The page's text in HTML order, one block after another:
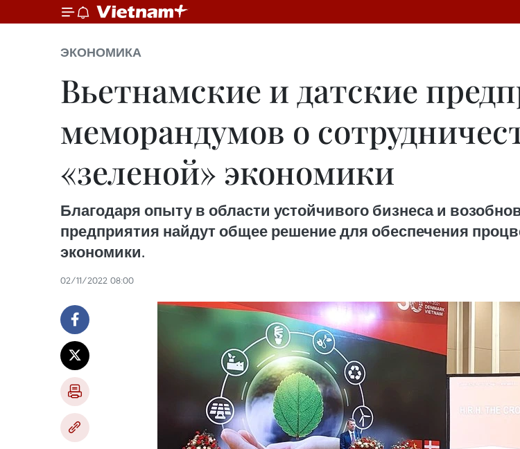
ЭКОНОМИКА
Вьетнамские и датские
меморандумов о
«зеленой» экономики
Благодаря опыту в области устойчивого бизнеса и
предприятия найдут общее решение для обеспечения
экономики.
02/11/2022 08:00